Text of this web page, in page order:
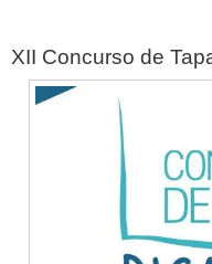
XII Concurso de